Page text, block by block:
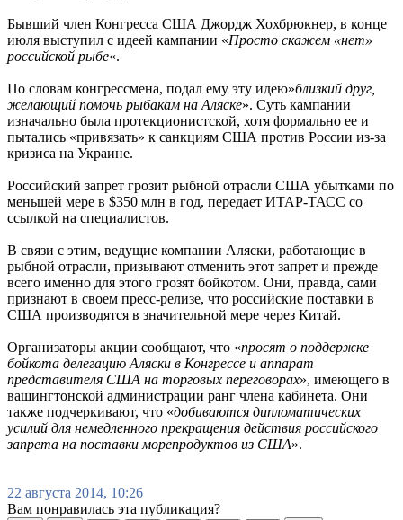
Бывший член Конгресса США Джордж Хохбрюкнер, в конце
июля выступил с идеей кампании «Просто скажем «нет»
российской рыбе«.
По словам конгрессмена, подал ему эту идею»близкий друг,
желающий помочь рыбакам на Аляске». Суть кампании
изначально была протекционистской, хотя формально ее и
пытались «привязать» к санкциям США против России из-за
кризиса на Украине.
Российский запрет грозит рыбной отрасли США убытками по
меньшей мере в $350 млн в год, передает ИТАР-ТАСС со
ссылкой на специалистов.
В связи с этим, ведущие компании Аляски, работающие в
рыбной отрасли, призывают отменить этот запрет и прежде
всего именно для этого грозят бойкотом. Они, правда, сами
признают в своем пресс-релизе, что российские поставки в
США производятся в значительной мере через Китай.
Организаторы акции сообщают, что «просят о поддержке
бойкота делегацию Аляски в Конгрессе и аппарат
представителя США на торговых переговорах», имеющего в
вашингтонской администрации ранг члена кабинета. Они
также подчеркивают, что «добиваются дипломатических
усилий для немедленного прекращения действия российского
запрета на поставки морепродуктов из США».
22 августа 2014, 10:26
Вам понравилась эта публикация?